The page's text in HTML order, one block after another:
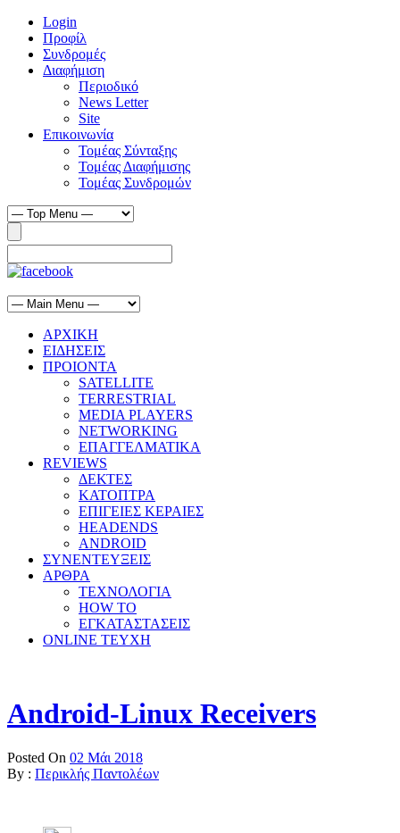
Login
Προφίλ
Συνδρομές
Διαφήμιση
Περιοδικό
News Letter
Site
Επικοινωνία
Τομέας Σύνταξης
Τομέας Διαφήμισης
Τομέας Συνδρομών
ΑΡΧΙΚΗ
ΕΙΔΗΣΕΙΣ
ΠΡΟΙΟΝΤΑ
SATELLITE
TERRESTRIAL
MEDIA PLAYERS
NETWORKING
ΕΠΑΓΓΕΛΜΑΤΙΚΑ
REVIEWS
ΔΕΚΤΕΣ
ΚΑΤΟΠΤΡΑ
ΕΠΙΓΕΙΕΣ ΚΕΡΑΙΕΣ
HEADENDS
ANDROID
ΣΥΝΕΝΤΕΥΞΕΙΣ
ΑΡΘΡΑ
ΤΕΧΝΟΛΟΓΙΑ
HOW TO
ΕΓΚΑΤΑΣΤΑΣΕΙΣ
ONLINE TEYXH
Android-Linux Receivers
Posted On 02 Μάι 2018
By : Περικλής Παντολέων